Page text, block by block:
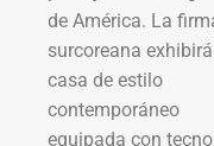
de América. La
surcoreana
casa de estilo
contemporáneo
equipada con